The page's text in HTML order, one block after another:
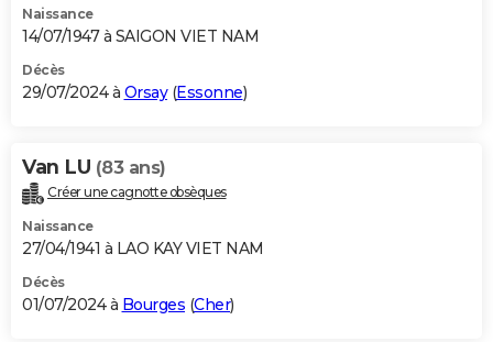
Naissance
14/07/1947 à SAIGON VIET NAM
Décès
29/07/2024 à Orsay(Essonne)
Van LU (83 ans)
Créer une cagnotte obsèques
Naissance
27/04/1941 à LAO KAY VIET NAM
Décès
01/07/2024 à Bourges (Cher)